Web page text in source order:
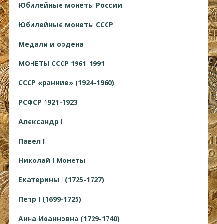
Юбилейные монеты России
Юбилейные монеты СССР
Медали и ордена
МОНЕТЫ СССР 1961-1991
СССР «ранние» (1924-1960)
РСФСР 1921-1923
Александр I
Павел I
Николай I Монеты
Екатерины I (1725-1727)
Петр I (1699-1725)
Анна Иоанновна (1729-1740)